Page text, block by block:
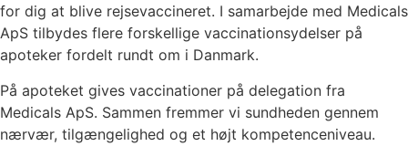
for dig at blive rejsevaccineret. I samarbejde med Medicals
ApS tilbydes flere forskellige vaccinationsydelser på
apoteker fordelt rundt om i Danmark.
På apoteket gives vaccinationer på delegation fra
Medicals ApS. Sammen fremmer vi sundheden gennem
nærvær, tilgængelighed og et højt kompetenceniveau.